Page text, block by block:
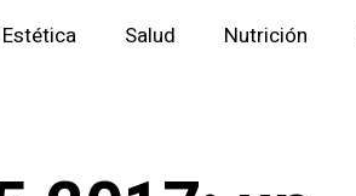
Estética Salud Nutrición